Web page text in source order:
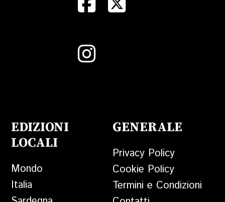
EDIZIONI
LOCALI
Mondo
Italia
GENERALE
Privacy Policy
Cookie Policy
Termini e Condizioni